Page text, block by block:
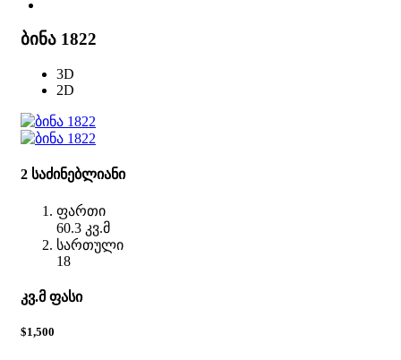
ბინა 1822
3D
2D
2 საძინებლიანი
ფართი
60.3 კვ.მ
სართული
18
კვ.მ ფასი
$1,500